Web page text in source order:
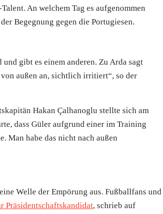
An welchem Tag es aufgenommen
Begegnung gegen die Portugiesen.
gibt es einem anderen. Zu Arda sagt
von außen an, sichtlich irritiert“, so der
Hakan Çalhanoglu stellte sich am
dass Güler aufgrund einer im Training
Man habe das nicht nach außen
Welle der Empörung aus. Fußballfans und
Präsidentschaftskandidat, schrieb auf